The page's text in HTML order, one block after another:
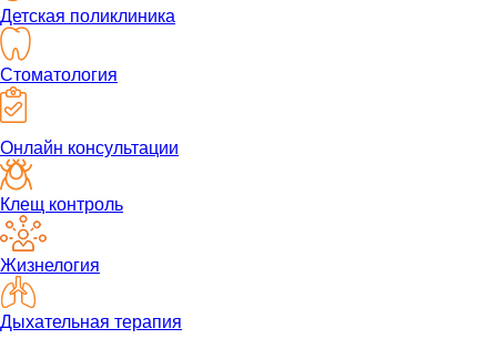
Детская поликлиника
Стоматология
Онлайн консультации
Клещ контроль
Жизнелогия
Дыхательная терапия